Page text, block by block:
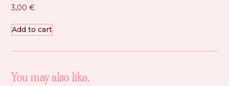
3,00€
Add to cart
You may also like…